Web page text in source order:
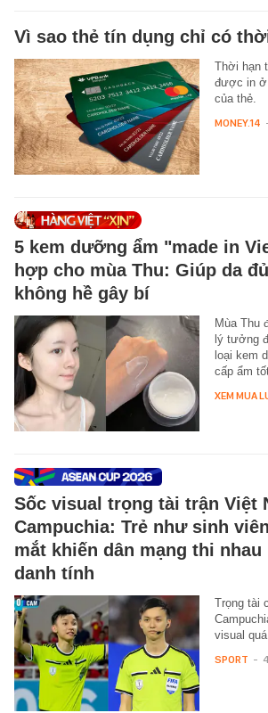
Vì sao thẻ tín dụng chỉ có
Thời hạn
được in ở
của thẻ.
MONEY.14
5 kem dưỡng ẩm "made in
hợp cho mùa Thu: Giúp da
không hề gây bí
Mùa Thu
lý tưởng
loại kem
cấp ẩm
XEM MUA
Sốc visual trọng tài trận Việt
Campuchia: Trẻ như sinh
mắt khiến dân mạng thi
danh tính
Trọng tài
visual
SPORT -